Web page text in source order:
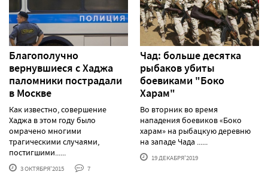
Благополучно
вернувшиеся с Хаджа
паломники пострадали
в Москве
Как известно, совершение
Хаджа в этом году было
омрачено многими
трагическими случаями,
постигшими......
3 ОКТЯБРЯ'2015 7
Чад: больше десятка
рыбаков убиты
боевиками "Боко
Харам"
Во вторник во время
нападения боевиков «Боко
харам» на рыбацкую деревню
на западе Чада ......
19 ДЕКАБРЯ'2019